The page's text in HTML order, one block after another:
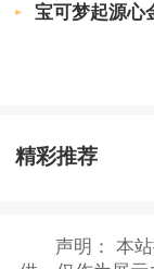
宝可梦起源心
精彩推荐
声明：
本